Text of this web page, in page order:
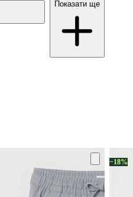
Показати ще
−18%